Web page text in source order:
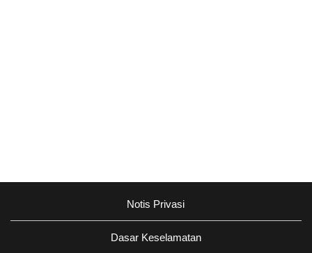
Notis Privasi
Dasar Keselamatan